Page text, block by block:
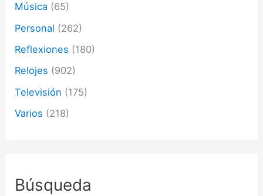
Música (65)
Personal (262)
Reflexiones (180)
Relojes (902)
Televisión (175)
Varios (218)
Búsqueda